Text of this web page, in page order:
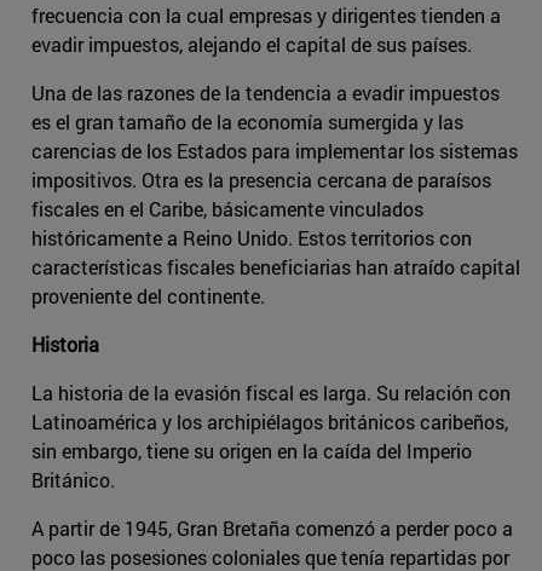
frecuencia con la cual empresas y dirigentes tienden a
evadir impuestos, alejando el capital de sus países.
Una de las razones de la tendencia a evadir impuestos
es el gran tamaño de la economía sumergida y las
carencias de los Estados para implementar los sistemas
impositivos. Otra es la presencia cercana de paraísos
fiscales en el Caribe, básicamente vinculados
históricamente a Reino Unido. Estos territorios con
características fiscales beneficiarias han atraído capital
proveniente del continente.
Historia
La historia de la evasión fiscal es larga. Su relación con
Latinoamérica y los archipiélagos británicos caribeños,
sin embargo, tiene su origen en la caída del Imperio
Británico.
A partir de 1945, Gran Bretaña comenzó a perder poco a
poco las posesiones coloniales que tenía repartidas por